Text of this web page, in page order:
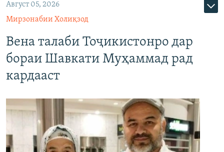
Август 05, 2026
Мирзонабии Холиқзод
Вена талаби Тоҷикистонро дар
бораи Шавкати Муҳаммад рад
кардааст